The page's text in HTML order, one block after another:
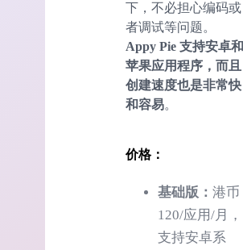
下，不必担心编码或
者调试等问题。
Appy Pie 支持安卓和
苹果应用程序，而且
创建速度也是非常快
和容易。
价格：
基础版： 港币
120/应用/月，
支持安卓系